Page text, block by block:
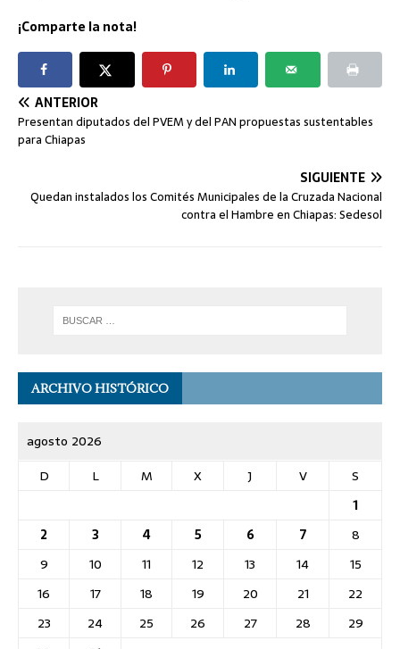
¡Comparte la nota!
ANTERIOR
Presentan diputados del PVEM y del PAN propuestas sustentables
para Chiapas
SIGUIENTE
Quedan instalados los Comités Municipales de la Cruzada Nacional
contra el Hambre en Chiapas: Sedesol
ARCHIVO HISTÓRICO
agosto 2026
D
L M X J V
S
1
2
3 4 5 6 7
8
9
10 11 12 13 14
15
16
17 18 19 20 21
22
23
24 25 26 27 28
29